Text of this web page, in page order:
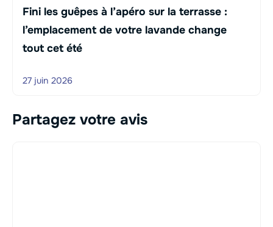
Fini les guêpes à l’apéro sur la terrasse :
l’emplacement de votre lavande change
tout cet été
27 juin 2026
Partagez votre avis